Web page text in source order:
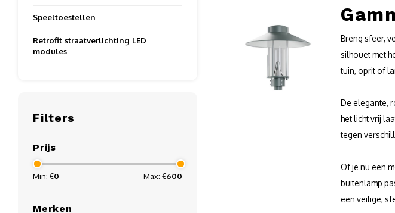
Speeltoestellen
Retrofit straatverlichting LED
modules
Filters
Prijs
Min: €0 Max: €600
Merken
Breng sfeer,
silhouet met
tuin, oprit of
De elegante,
het licht vrij
tegen
Of je nu een
buitenlamp
een veilige,